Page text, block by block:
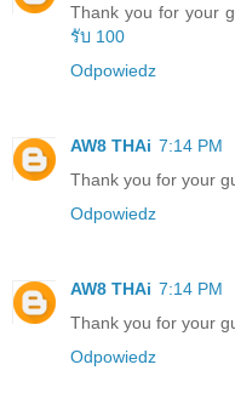
Thank you for your
รับ 100
Odpowiedz
AW8 THAi 7:14 PM
Thank you for your
Odpowiedz
AW8 THAi 7:14 PM
Thank you for your
Odpowiedz